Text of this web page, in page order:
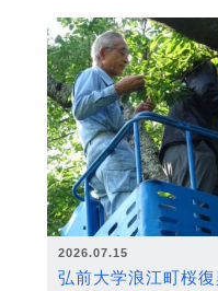
2026.07.15
弘前大学浪江町桜